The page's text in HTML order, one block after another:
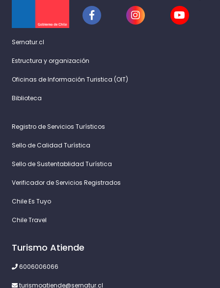
Sernatur.cl
Estructura y organización
Oficinas de Información Turistica (OIT)
Biblioteca
Registro de Servicios Turísticos
Sello de Calidad Turística
Sello de Sustentablidad Turística
Verificador de Servicios Registrados
Chile Es Tuyo
Chile Travel
Turismo Atiende
6006006066
turismoatiende@sernatur.cl